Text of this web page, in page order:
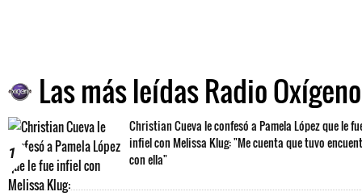
Las más leídas Radio Oxígeno
1
Christian Cueva le confesó a Pamela López que le
infiel con Melissa Klug: "Me cuenta que tuvo
con ella"